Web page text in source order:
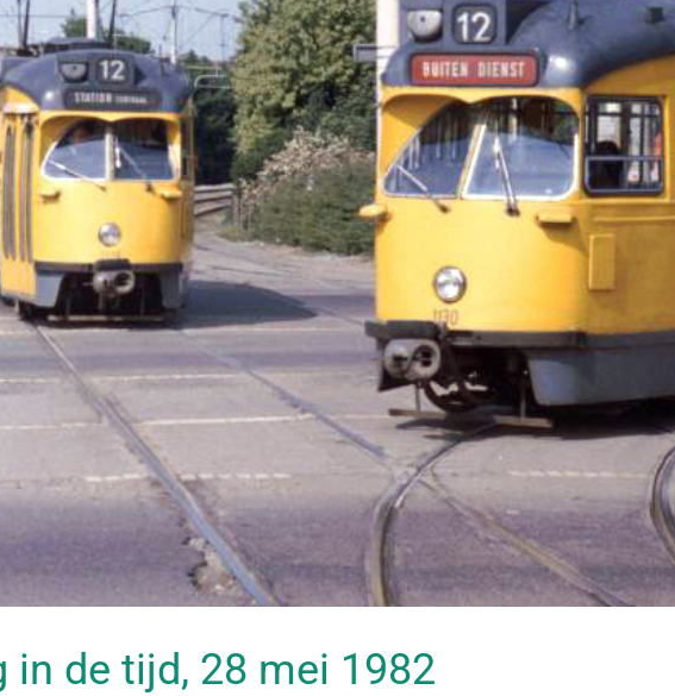
in de tijd, 28 mei 1982